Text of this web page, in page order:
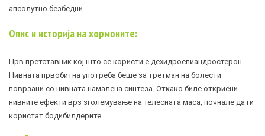
апсолутно безбедни.
Опис и историја на хормоните:
Прв претставник кој што се користи е дехидроепиандростерон.
Нивната првобитна употреба беше за третман на болести
поврзани со нивната намалена синтеза. Откако биле откриени
нивните ефекти врз зголемување на телесната маса, почнале да ги
користат бодибилдерите.